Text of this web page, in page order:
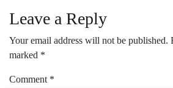
Leave a Reply
Your email address will not be published.
marked *
Comment *